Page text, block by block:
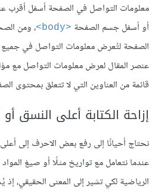
معلومات التواصل في الصفحة أسفل أقرب
أو أسفل جسم الصفحة <body>
، ومن
الصفحة لتُعرض معلومات التواصل في
عنصر المقال لعرض معلومات التواصل مع
قائمة من العناوين التي لا تتعلق بمحتوى
إزاحة الكتابة أعلى النسق
نحتاج أحيانًا إلى رفع بعض الاحرف إلى أعلى
عندما نتعامل مع تواريخ مثلًا أو صيغ المواد
الرياضية لكي تشير إلى المعنى الحقيقي،